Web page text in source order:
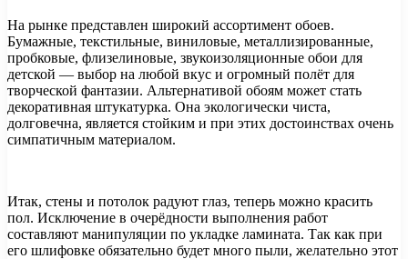
На рынке представлен широкий ассортимент обоев.
Бумажные, текстильные, виниловые, металлизированные,
пробковые, флизелиновые, звукоизоляционные обои для
детской — выбор на любой вкус и огромный полёт для
творческой фантазии. Альтернативой обоям может стать
декоративная штукатурка. Она экологически чиста,
долговечна, является стойким и при этих достоинствах очень
симпатичным материалом.
Итак, стены и потолок радуют глаз, теперь можно красить
пол. Исключение в очерёдности выполнения работ
составляют манипуляции по укладке ламината. Так как при
его шлифовке обязательно будет много пыли, желательно этот